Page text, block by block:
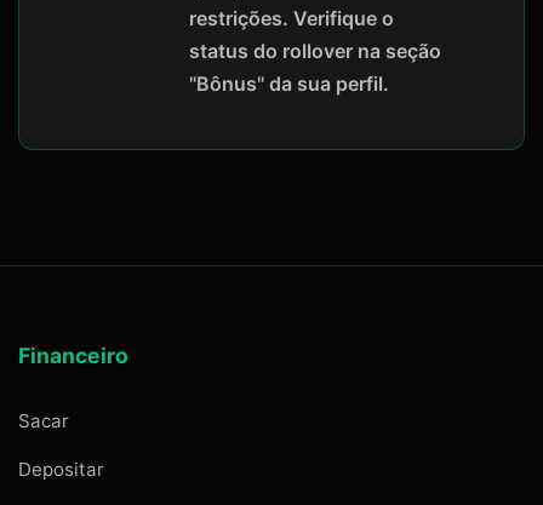
restrições. Verifique o
status do rollover na seção
"Bônus" da sua perfil.
Financeiro
Sacar
Depositar